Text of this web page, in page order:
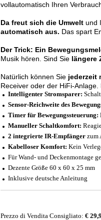
vollautomatisch Ihren
Da freut sich die Umwelt und
automatisch aus. Das spart
Der Trick: Ein
Musik hören. Sind Sie längere
Natürlich können Sie jederzeit
Receiver oder der HiFi-
Intelligenter Stromsparer:
Sensor-Reichweite des
Timer für Bewegungssteuerung:
Manueller Schaltkomfort:
2 integrierte IR-Empfänger zum
Kabelloser Komfort: Kein
Für Wand- und Deckenmontage
Dezente Größe 60 x 60 x 25 mm
Inklusive deutsche Anleitung
Prezzo di Vendita Consigliato: €